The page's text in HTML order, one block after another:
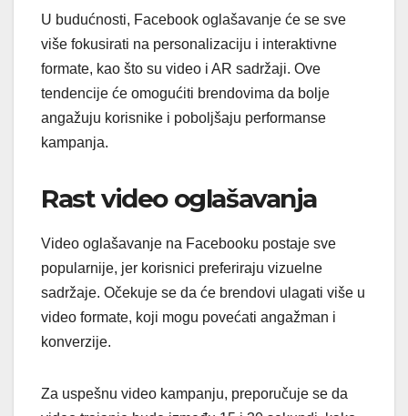
U budućnosti, Facebook oglašavanje će se sve
više fokusirati na personalizaciju i interaktivne
formate, kao što su video i AR sadržaji. Ove
tendencije će omogućiti brendovima da bolje
angažuju korisnike i poboljšaju performanse
kampanja.
Rast video oglašavanja
Video oglašavanje na Facebooku postaje sve
popularnije, jer korisnici preferiraju vizuelne
sadržaje. Očekuje se da će brendovi ulagati više u
video formate, koji mogu povećati angažman i
konverzije.
Za uspešnu video kampanju, preporučuje se da